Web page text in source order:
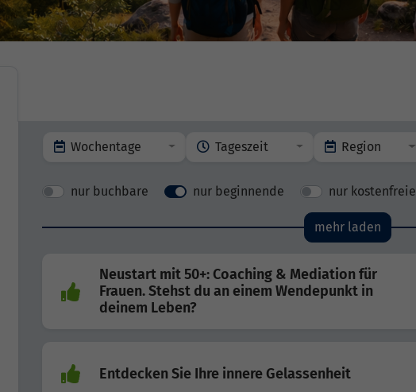
Wochentage Tageszeit Region
nur buchbare nur beginnende nur kostenfreie
mehr laden
Neustart mit 50+: Coaching & Mediation für
Frauen. Stehst du an einem Wendepunkt in
deinem Leben?
Entdecken Sie Ihre innere Gelassenheit